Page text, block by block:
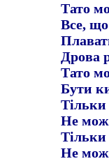
Тато
Все, що
Дрова
Тато
Бути
Не
Не